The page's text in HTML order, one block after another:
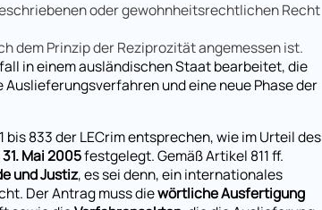
oder gewohnheitsrechtlichen Recht
dem Prinzip der Reziprozität angemessen ist.
in einem ausländischen Staat bearbeitet, die
und eine neue Phase der
833 der LECrim entsprechen, wie im Urteil des
Mai 2005festgelegt. Gemäß Artikel 811 ff.
und Justiz, es sei denn, ein internationales
Der Antrag muss diewörtliche Ausfertigung